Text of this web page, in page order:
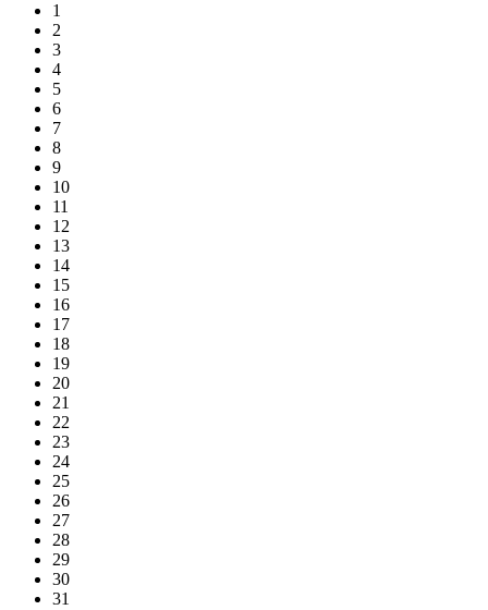
1
2
3
4
5
6
7
8
9
10
11
12
13
14
15
16
17
18
19
20
21
22
23
24
25
26
27
28
29
30
31